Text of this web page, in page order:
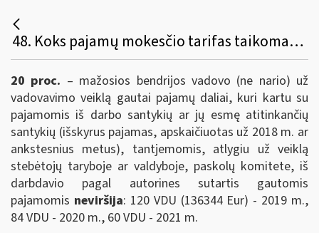
48. Koks pajamų mokesčio tarifas taikomas mažųjų bendrijų vadovų (ne narių) pagal civilinę paslaugų sutartį už vadovavimo veiklą gautoms pajamoms?
20 proc. – mažosios bendrijos vadovo (ne nario) už
vadovavimo veiklą gautai pajamų daliai, kuri kartu su
pajamomis iš darbo santykių ar jų esmę atitinkančių
santykių (išskyrus pajamas, apskaičiuotas už 2018 m. ar
ankstesnius metus), tantjemomis, atlygiu už veiklą
stebėtojų taryboje ar valdyboje, paskolų komitete, iš
darbdavio pagal autorines sutartis gautomis
pajamomis neviršija: 120 VDU (136344 Eur) - 2019 m.,
84 VDU - 2020 m., 60 VDU - 2021 m.